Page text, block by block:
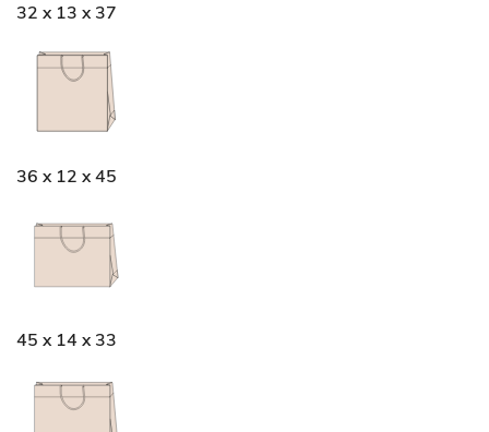
32 x 13 x 37
36 x 12 x 45
45 x 14 x 33